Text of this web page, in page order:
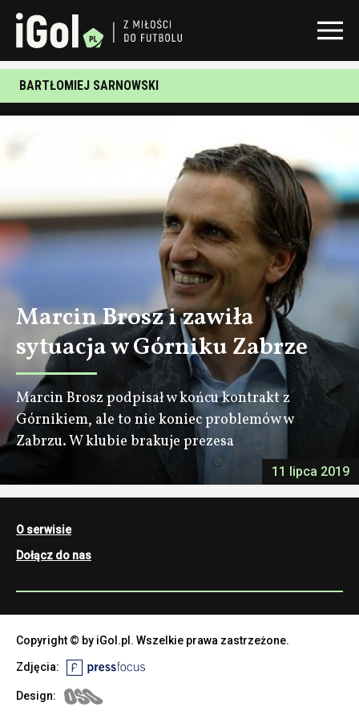
BARTŁOMIEJ SARNOWSKI
11 lipca 2019
Marcin Brosz i zawiła
sytuacja w Górniku Zabrze
Marcin Brosz podpisał w końcu kontrakt z
Górnikiem, ale to nie koniec problemów w
Zabrzu. W klubie brakuje prezesa
O serwisie
Dołącz do nas
Copyright © by iGol.pl. Wszelkie prawa zastrzeżone.
Zdjęcia:
Design: